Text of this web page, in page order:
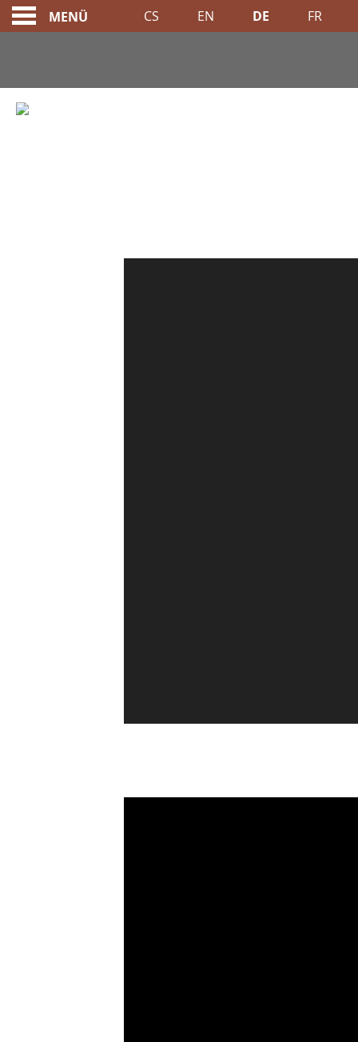
VIRTUAL TOUR
MENÜ CS EN DE FR